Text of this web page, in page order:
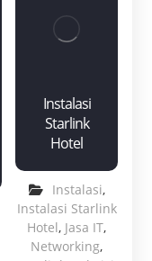
Instalasi
Starlink
Hotel
Instalasi,
Instalasi Starlink
Hotel, Jasa IT,
Networking,